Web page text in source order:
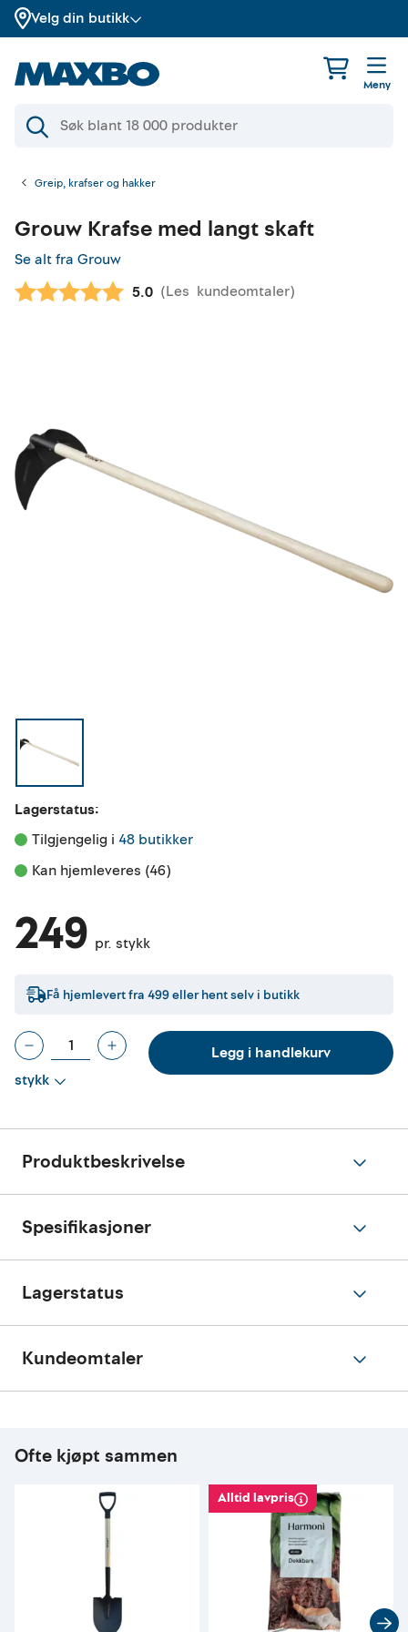
Velg din butikk
Meny
Greip, krafser og hakker
Grouw Krafse med langt skaft
Se alt fra Grouw
Gjennomsnittskarakter:
5.0 (Les kundeomtaler)
Lagerstatus:
Tilgjengelig i 48 butikker
Kan hjemleveres (46)
249 pr. stykk
Få hjemlevert fra 499eller hent selv i butikk
stykk
Legg i handlekurv
Produktbeskrivelse
Spesifikasjoner
Lagerstatus
Kundeomtaler
Ofte kjøpt sammen
Alltid lavpris